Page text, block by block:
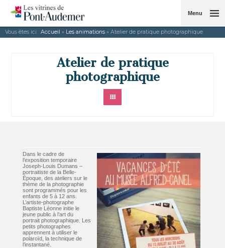
Menu
Vous êtes ici : Accueil » Les animations » Atelier de pratique photographique
Atelier de pratique
photographique
Dans le cadre de
l’exposition temporaire
Joseph-Louis Dumans –
portraitiste de la Belle-
Époque, des ateliers sur le
thème de la photographie
sont programmés pour les
enfants de 5 à 12 ans.
L’artiste-photographe
Baptiste Léonne initie le
jeune public à l’art du
portrait photographique. Les
petits photographes
apprennent à utiliser le
polaroïd, la technique de
l’instantané.